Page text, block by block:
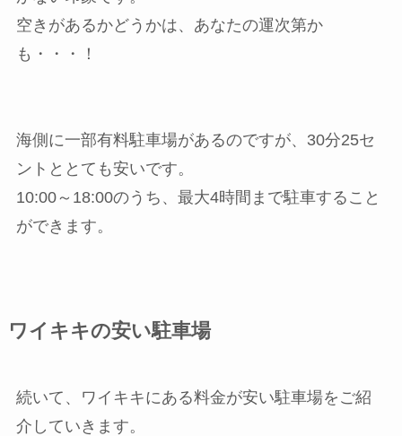
空きがあるかどうかは、あなたの運次第か
も・・・！
海側に一部有料駐車場があるのですが、30分25セ
ントととても安いです。
10:00～18:00のうち、最大4時間まで駐車すること
ができます。
ワイキキの安い駐車場
続いて、ワイキキにある料金が安い駐車場をご紹
介していきます。